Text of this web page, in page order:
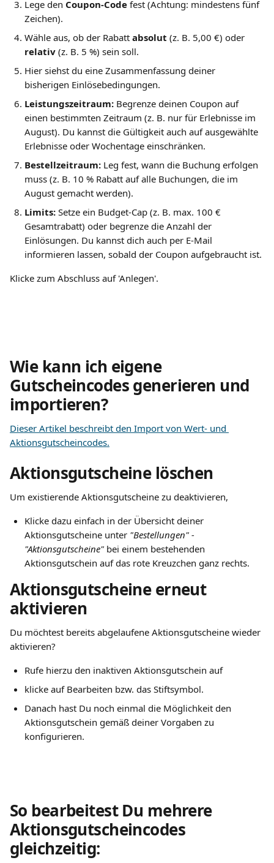
Lege den Coupon-Code fest (Achtung: mindestens fünf
Zeichen).
Wähle aus, ob der Rabatt absolut (z. B. 5,00 €) oder
relativ (z. B. 5 %) sein soll.
Hier siehst du eine Zusammenfassung deiner
bisherigen Einlösebedingungen.
Leistungszeitraum: Begrenze deinen Coupon auf
einen bestimmten Zeitraum (z. B. nur für Erlebnisse im
August). Du kannst die Gültigkeit auch auf ausgewählte
Erlebnisse oder Wochentage einschränken.
Bestellzeitraum: Leg fest, wann die Buchung erfolgen
muss (z. B. 10 % Rabatt auf alle Buchungen, die im
August gemacht werden).
Limits: Setze ein Budget-Cap (z. B. max. 100 €
Gesamtrabatt) oder begrenze die Anzahl der
Einlösungen. Du kannst dich auch per E-Mail
informieren lassen, sobald der Coupon aufgebraucht ist.
Klicke zum Abschluss auf 'Anlegen'.
Wie kann ich eigene
Gutscheincodes generieren und
importieren?
Dieser Artikel beschreibt den Import von Wert- und
Aktionsgutscheincodes.
Aktionsgutscheine löschen
Um existierende Aktionsgutscheine zu deaktivieren,
Klicke dazu einfach in der Übersicht deiner
Aktionsgutscheine unter "Bestellungen" -
"Aktionsgutscheine" bei einem bestehenden
Aktionsgutschein auf das rote Kreuzchen ganz rechts.
​Aktionsgutscheine erneut
aktivieren
Du möchtest bereits abgelaufene Aktionsgutscheine wieder
aktivieren?
Rufe hierzu den inaktiven Aktionsgutschein auf
klicke auf Bearbeiten bzw. das Stiftsymbol.
Danach hast Du noch einmal die Möglichkeit den
Aktionsgutschein gemäß deiner Vorgaben zu
konfigurieren.
So bearbeitest Du mehrere
Aktionsgutscheincodes
gleichzeitig: